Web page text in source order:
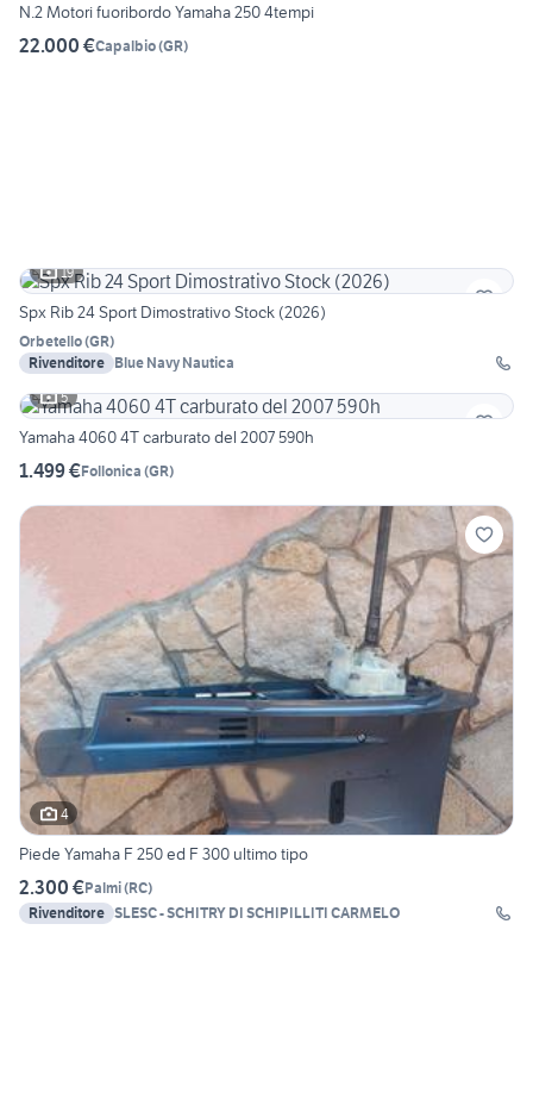
N.2 Motori fuoribordo Yamaha 250 4tempi
22.000 €Capalbio(GR)
19
Spx Rib 24 Sport Dimostrativo Stock (2026)
Orbetello(GR)
Rivenditore Blue Navy Nautica
5
Yamaha 4060 4T carburato del 2007 590h
1.499 €Follonica (GR)
4
Piede Yamaha F 250 ed F 300 ultimo tipo
2.300 €Palmi(RC)
Rivenditore SLESC - SCHITRY DI SCHIPILLITI CARMELO